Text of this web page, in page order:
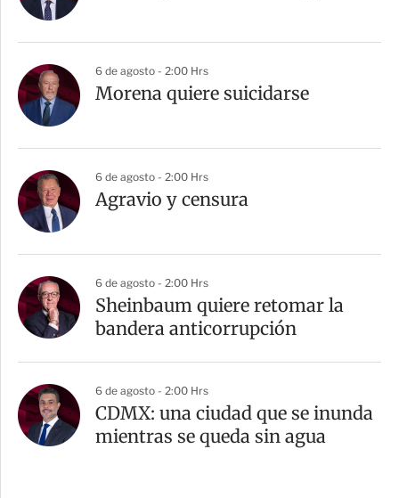
6 de agosto - 2:00 Hrs
Morena quiere suicidarse
6 de agosto - 2:00 Hrs
Agravio y censura
6 de agosto - 2:00 Hrs
Sheinbaum quiere retomar la
bandera anticorrupción
6 de agosto - 2:00 Hrs
CDMX: una ciudad que se inunda
mientras se queda sin agua